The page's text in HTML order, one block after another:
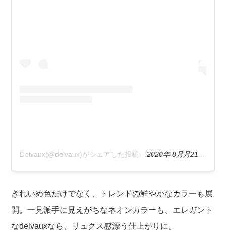
Delvaux(@delvaux)がシェアした投稿 –2020年 8月月21日午前5時47分PDT
きれいめ色だけでなく、トレンドの鮮やかなカラーも展
開。一見派手に見えがちなネオンカラーも、エレガント
なdelvauxなら、リュクス感漂う仕上がりに。